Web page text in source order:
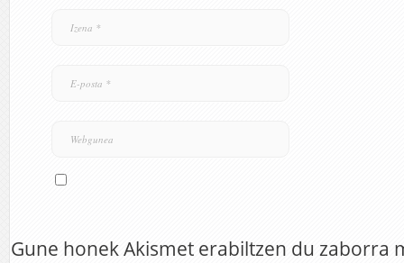
Gune honek Akismet erabiltzen du zaborra